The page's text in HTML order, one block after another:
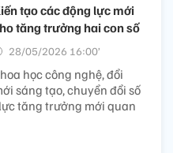
tạo các động lực mới
tăng trưởng hai con số
28/05/2026 16:00’
học công nghệ, đổi
sáng tạo, chuyển đổi số
tăng trưởng mới quan